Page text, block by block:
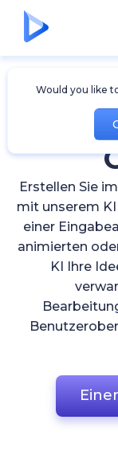
Would you like
AI
Erstellen Sie
mit unserem
einer
animierten
KI Ihre